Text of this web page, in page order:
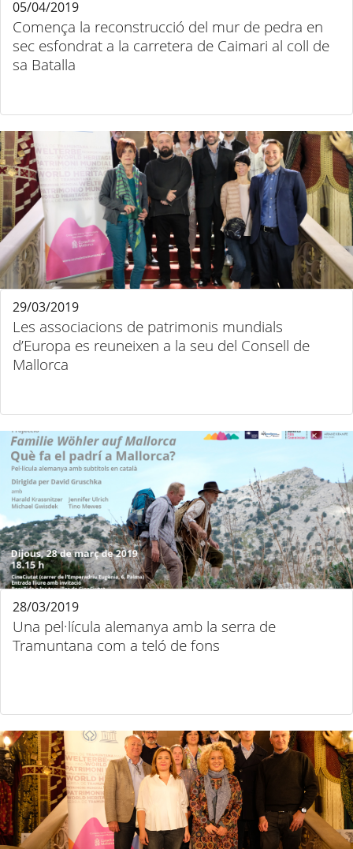
Comença la reconstrucció del mur de pedra en
sec esfondrat a la carretera de Caimari al coll de
sa Batalla
05/04/2019
Les associacions de patrimonis mundials
d’Europa es reuneixen a la seu del Consell de
Mallorca
29/03/2019
Una pel·lícula alemanya amb la serra de
Tramuntana com a teló de fons
28/03/2019